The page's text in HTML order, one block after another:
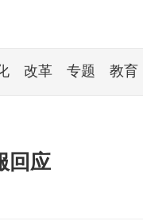
改革 专题 教育
回应